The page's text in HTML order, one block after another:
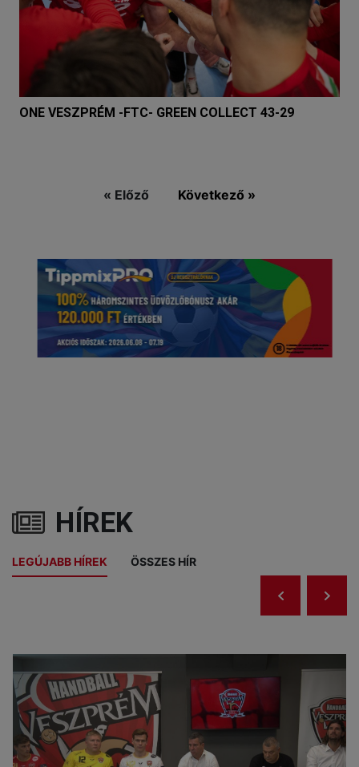
ONE VESZPRÉM -FTC- GREEN COLLECT 43-29
« Előző Következő »
HÍREK
LEGÚJABB HÍREK ÖSSZES HÍR